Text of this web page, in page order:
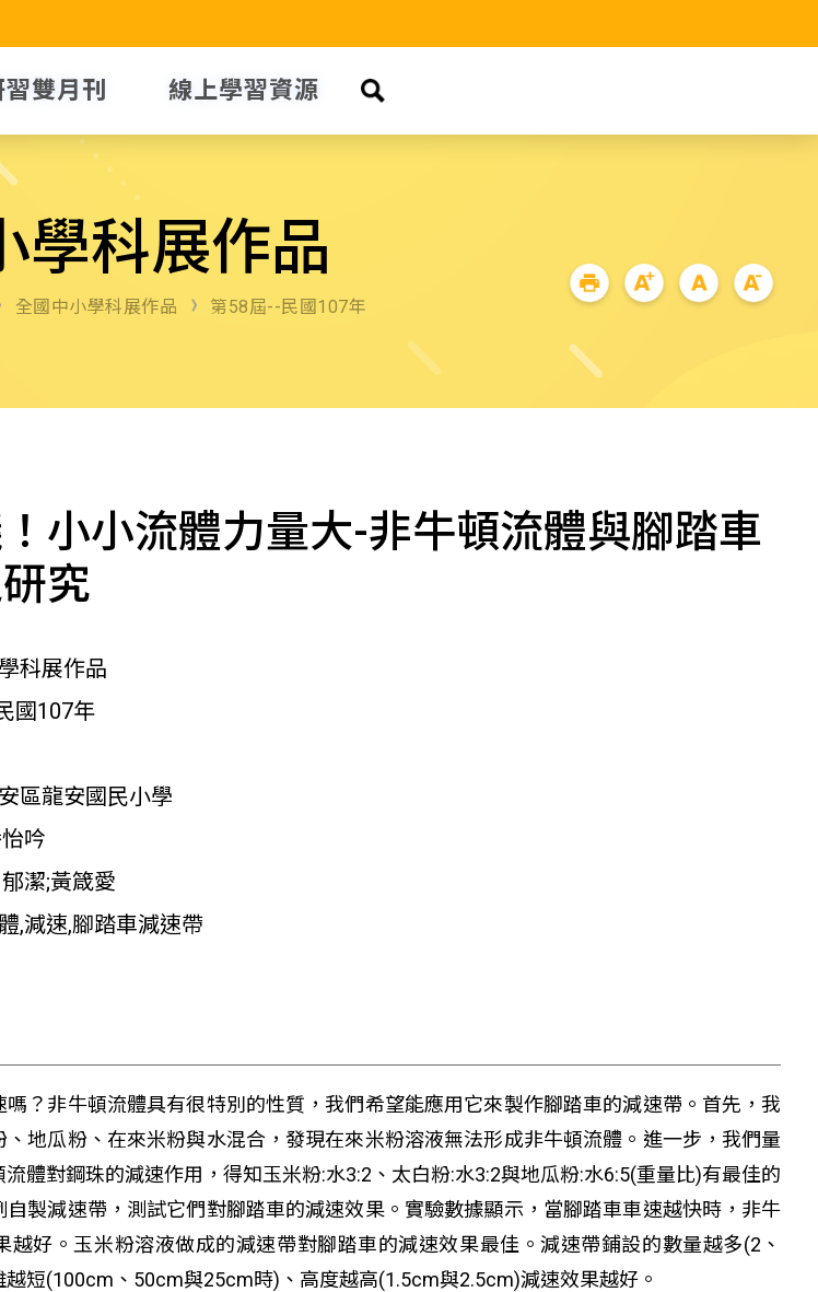
雙月刊 線上學習資源
學科展作品
全國中小學科展作品 第58屆--民國107年
小小流體力量大-非牛頓流體與腳踏車
究
科展作品
國107年
區龍安國民小學
吟
潔;黃箴愛
,減速,腳踏車減速帶
？非牛頓流體具有很特別的性質，我們希望能應用它來製作腳踏車的減速帶。首先，我
地瓜粉、在來米粉與水混合，發現在來米粉溶液無法形成非牛頓流體。進一步，我們量
體對鋼珠的減速作用，得知玉米粉:水3:2、太白粉:水3:2與地瓜粉:水6:5(重量比)有最佳的
製減速帶，測試它們對腳踏車的減速效果。實驗數據顯示，當腳踏車車速越快時，非牛
越好。玉米粉溶液做成的減速帶對腳踏車的減速效果最佳。減速帶鋪設的數量越多(2、
短(100cm、50cm與25cm時)、高度越高(1.5cm與2.5cm)減速效果越好。